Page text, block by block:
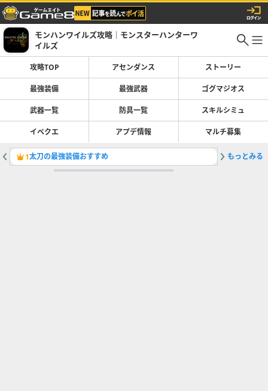
モンハンワイルズ攻略｜モンスターハンターワ
イルズ
攻略TOP アセンダンス ストーリー
最強装備 最強武器 ゴグマジオス
武器一覧 防具一覧 スキルシミュ
イベクエ アプデ情報 マルチ募集
1太刀の最強装備おすすめ 2Switch2
もっとみる